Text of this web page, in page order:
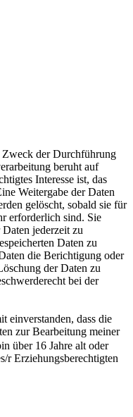
Zweck der Durchführung
beruht auf
Interesse ist, das
Weitergabe der Daten
gelöscht, sobald sie für
erforderlich sind. Sie
jederzeit zu
Daten zu
die Berichtigung oder
der Daten zu
bei der
einverstanden, dass die
zur Bearbeitung meiner
über 16 Jahre alt oder
r Erziehungsberechtigten